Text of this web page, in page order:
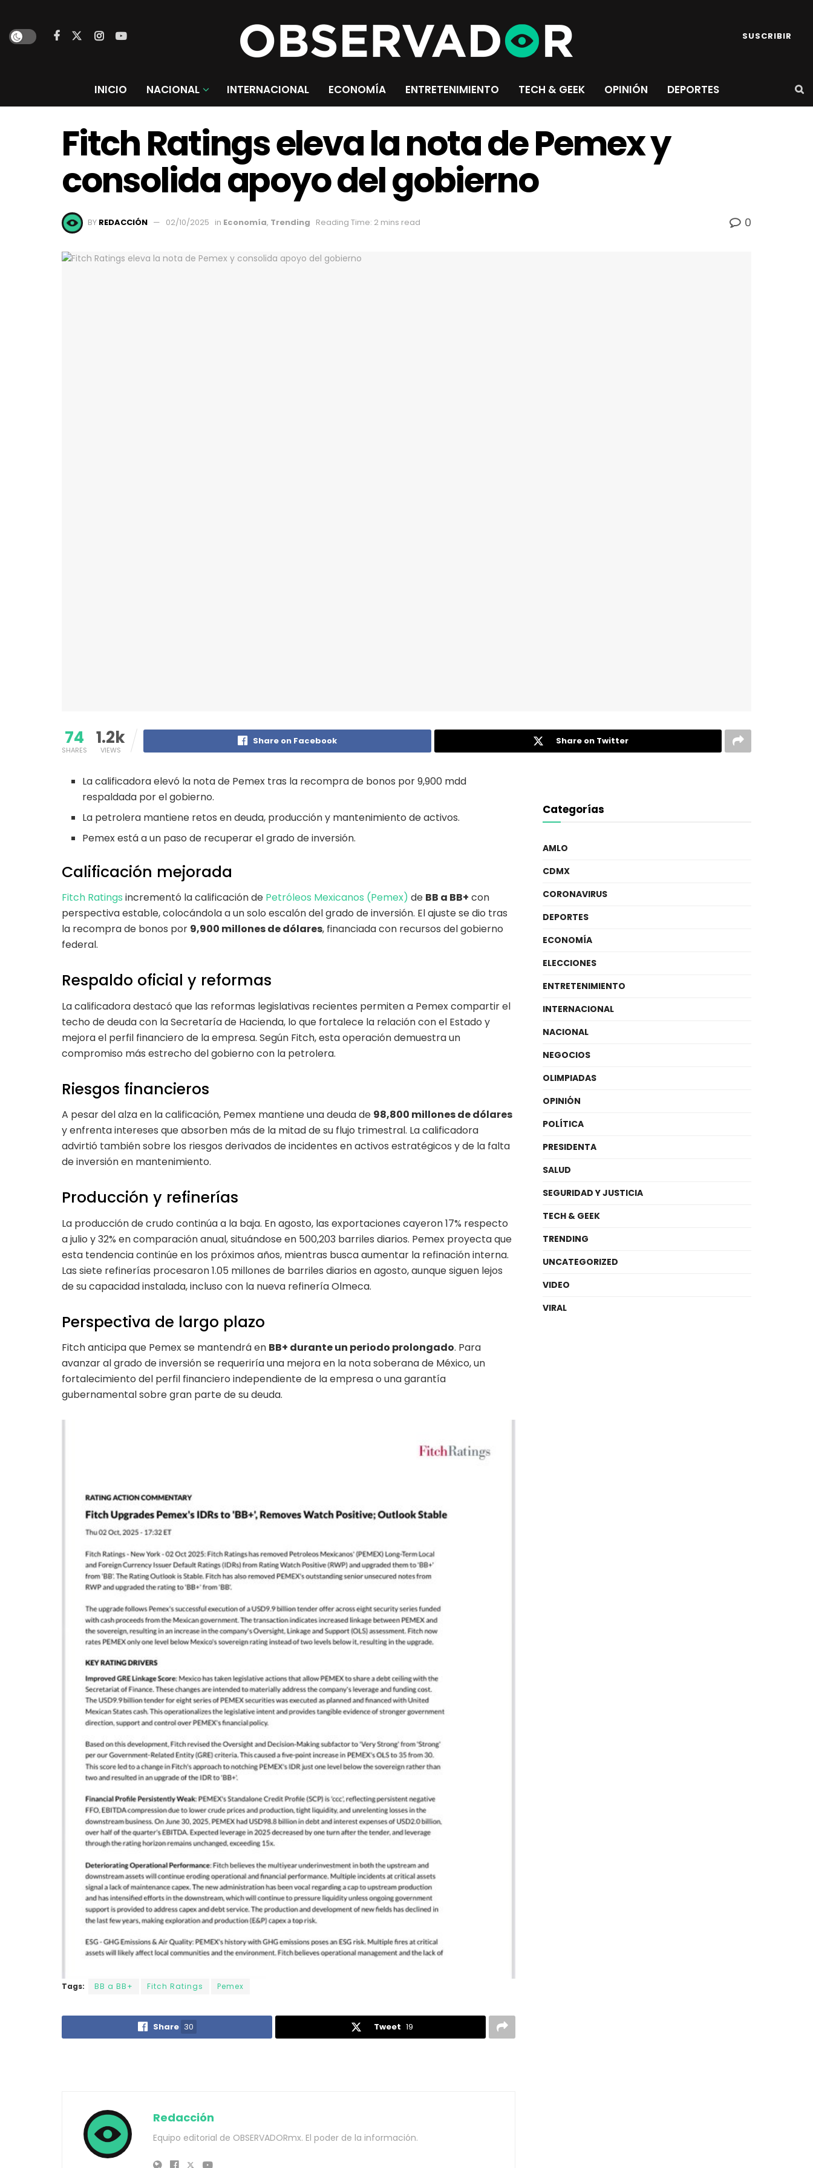
SUSCRIBIR
INICIO NACIONAL INTERNACIONAL ECONOMÍA ENTRETENIMIENTO TECH & GEEK OPINIÓN DEPORTES
Fitch Ratings eleva la nota de Pemex y
consolida apoyo del gobierno
BY REDACCIÓN 02/10/2025 in Economía, Trending Reading Time: 2 mins read 0
74
SHARES
1.2k
VIEWS
Share on Facebook Share on Twitter
La calificadora elevó la nota de Pemex tras la recompra de bonos por 9,900 mdd
respaldada por el gobierno.
La petrolera mantiene retos en deuda, producción y mantenimiento de activos.
Pemex está a un paso de recuperar el grado de inversión.
Calificación mejorada
Fitch Ratings incrementó la calificación de Petróleos Mexicanos (Pemex) de BB a BB+ con
perspectiva estable, colocándola a un solo escalón del grado de inversión. El ajuste se dio tras
la recompra de bonos por 9,900 millones de dólares, financiada con recursos del gobierno
federal.
Respaldo oficial y reformas
La calificadora destacó que las reformas legislativas recientes permiten a Pemex compartir el
techo de deuda con la Secretaría de Hacienda, lo que fortalece la relación con el Estado y
mejora el perfil financiero de la empresa. Según Fitch, esta operación demuestra un
compromiso más estrecho del gobierno con la petrolera.
Riesgos financieros
A pesar del alza en la calificación, Pemex mantiene una deuda de 98,800 millones de dólares
y enfrenta intereses que absorben más de la mitad de su flujo trimestral. La calificadora
advirtió también sobre los riesgos derivados de incidentes en activos estratégicos y de la falta
de inversión en mantenimiento.
Producción y refinerías
La producción de crudo continúa a la baja. En agosto, las exportaciones cayeron 17% respecto
a julio y 32% en comparación anual, situándose en 500,203 barriles diarios. Pemex proyecta que
esta tendencia continúe en los próximos años, mientras busca aumentar la refinación interna.
Las siete refinerías procesaron 1.05 millones de barriles diarios en agosto, aunque siguen lejos
de su capacidad instalada, incluso con la nueva refinería Olmeca.
Perspectiva de largo plazo
Fitch anticipa que Pemex se mantendrá en BB+ durante un periodo prolongado. Para
avanzar al grado de inversión se requeriría una mejora en la nota soberana de México, un
fortalecimiento del perfil financiero independiente de la empresa o una garantía
gubernamental sobre gran parte de su deuda.
Tags: BB a BB+ Fitch Ratings Pemex
Share 30 Tweet 19
Redacción
Equipo editorial de OBSERVADORmx. El poder de la información.
Categorías
AMLO
CDMX
CORONAVIRUS
DEPORTES
ECONOMÍA
ELECCIONES
ENTRETENIMIENTO
INTERNACIONAL
NACIONAL
NEGOCIOS
OLIMPIADAS
OPINIÓN
POLÍTICA
PRESIDENTA
SALUD
SEGURIDAD Y JUSTICIA
TECH & GEEK
TRENDING
UNCATEGORIZED
VIDEO
VIRAL